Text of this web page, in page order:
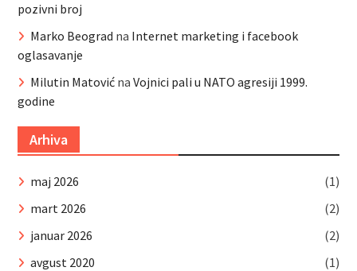
pozivni broj
Marko Beograd na Internet marketing i facebook
oglasavanje
Milutin Matovićna Vojnici pali u NATO agresiji 1999.
godine
Arhiva
maj 2026
(1)
mart 2026
(2)
januar 2026
(2)
avgust 2020
(1)